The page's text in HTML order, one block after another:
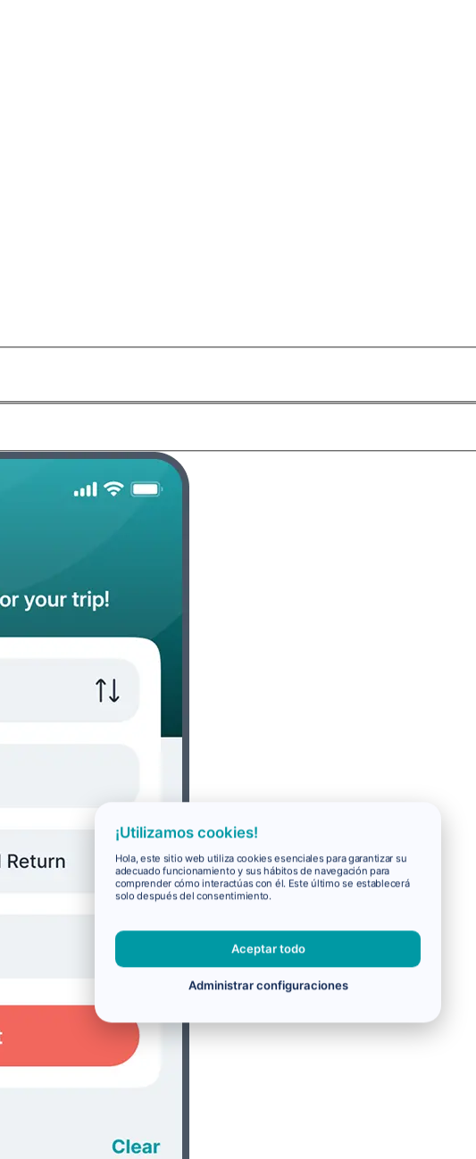
¡Utilizamos cookies!
Hola, este sitio web utiliza cookies esenciales para garantizar su
adecuado funcionamiento y sus hábitos de navegación para
comprender cómo interactúas con él. Este último se establecerá
solo después del consentimiento.
Aceptar todo
Administrar configuraciones